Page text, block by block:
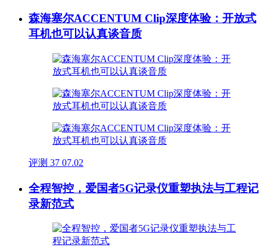
森海塞尔ACCENTUM Clip深度体验：开放式
耳机也可以认真谈音质
评测 37 07.02
全程智控，爱国者5G记录仪重塑执法与工程记
录新范式